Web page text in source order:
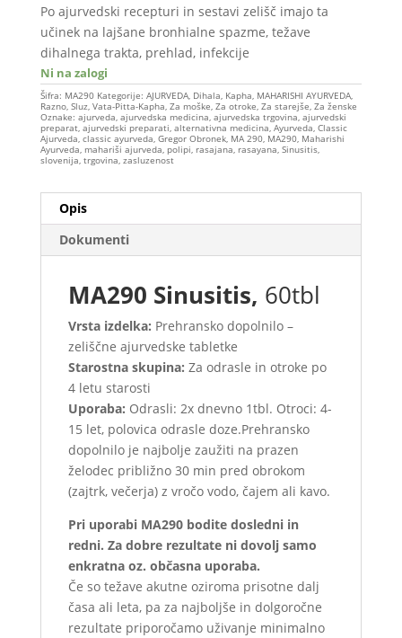
Po ajurvedski recepturi in sestavi zelišč imajo ta
učinek na lajšane bronhialne spazme, težave
dihalnega trakta, prehlad, infekcije
Ni na zalogi
Šifra: MA290 Kategorije: AJURVEDA, Dihala Kapha MAHARISHI AYURVEDA,
Razno, Sluz Vata-Pitta-Kapha Za moške Za otroke Za starejše Za ženske
Oznake: ajurveda ajurvedska medicina ajurvedska trgovina ajurvedski
preparat, ajurvedski preparati alternativna medicina Ayurveda Classic
Ajurveda classic ayurveda Gregor Obronek, MA 290, MA290, Maharishi
Ayurveda mahariši ajurveda polipi rasajana rasayana Sinusitis,
slovenija trgovina zasluzenost
Opis
Dokumenti
MA290 Sinusitis, 60tbl
Vrsta izdelka: Prehransko dopolnilo –
zeliščne ajurvedske tabletke
Starostna skupina: Za odrasle in otroke po
4 letu starosti
Uporaba: Odrasli: 2x dnevno 1tbl. Otroci: 4-
15 let, polovica odrasle doze.Prehransko
dopolnilo je najbolje zaužiti na prazen
želodec približno 30 min pred obrokom
(zajtrk, večerja) z vročo vodo, čajem ali kavo.
Pri uporabi MA290 bodite dosledni in
redni. Za dobre rezultate ni dovolj samo
enkratna oz. občasna uporaba.
Če so težave akutne oziroma prisotne dalj
časa ali leta, pa za najboljše in dolgoročne
rezultate priporočamo uživanje minimalno